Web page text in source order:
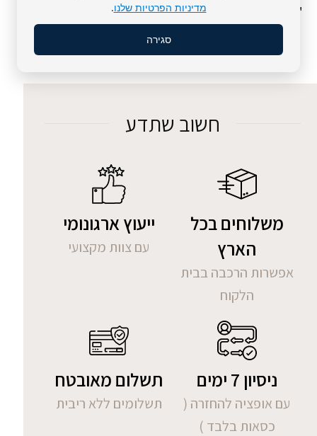
מדיניות הפרטיות שלנו.
סגירה
"Balans".
חשוב שתדע
משלוחים בכל
הארץ
אפשרות הרכבה בבית
הלקוח
ייעוץ ארגונומי
עם צוות מקצועי
ניסיון 7 ימים
עם אופציה להחזרה (
כסאות בלבד )
תשלום מאובטח
תשלומים ללא ריבית